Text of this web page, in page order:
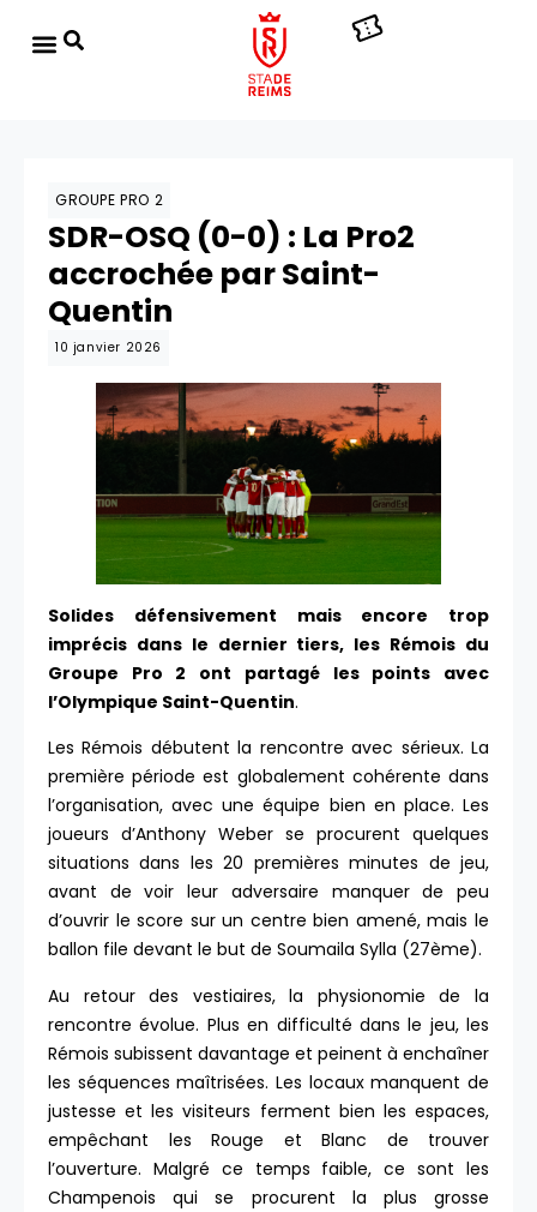
GROUPE PRO 2
SDR-OSQ (0-0) : La Pro2
accrochée par Saint-
Quentin
10 janvier 2026
Solides défensivement mais encore trop
imprécis dans le dernier tiers, les Rémois du
Groupe Pro 2 ont partagé les points avec
l’Olympique Saint-Quentin.
Les Rémois débutent la rencontre avec sérieux. La
première période est globalement cohérente dans
l’organisation, avec une équipe bien en place. Les
joueurs d’Anthony Weber se procurent quelques
situations dans les 20 premières minutes de jeu,
avant de voir leur adversaire manquer de peu
d’ouvrir le score sur un centre bien amené, mais le
ballon file devant le but de Soumaila Sylla (27ème).
Au retour des vestiaires, la physionomie de la
rencontre évolue. Plus en difficulté dans le jeu, les
Rémois subissent davantage et peinent à enchaîner
les séquences maîtrisées. Les locaux manquent de
justesse et les visiteurs ferment bien les espaces,
empêchant les Rouge et Blanc de trouver
l’ouverture. Malgré ce temps faible, ce sont les
Champenois qui se procurent la plus grosse